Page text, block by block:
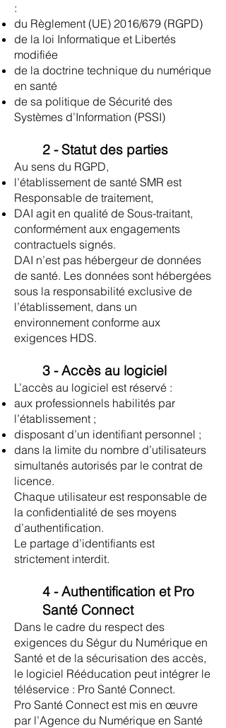
:
du Règlement (UE) 2016/679 (RGPD)
de la loi Informatique et Libertés
modifiée
de la doctrine technique du numérique
en santé
de sa politique de Sécurité des
Systèmes d’Information (PSSI)
2 - Statut des parties
Au sens du RGPD,
l’établissement de santé SMR est
Responsable de traitement,
DAI agit en qualité de Sous-traitant,
conformément aux engagements
contractuels signés.
DAI n’est pas hébergeur de données
de santé. Les données sont hébergées
sous la responsabilité exclusive de
l’établissement, dans un
environnement conforme aux
exigences HDS.
3 - Accès au logiciel
L’accès au logiciel est réservé :
aux professionnels habilités par
l’établissement ;
disposant d’un identifiant personnel ;
dans la limite du nombre d’utilisateurs
simultanés autorisés par le contrat de
licence.
Chaque utilisateur est responsable de
la confidentialité de ses moyens
d’authentification.
Le partage d’identifiants est
strictement interdit.
4 - Authentification et Pro
Santé Connect
Dans le cadre du respect des
exigences du Ségur du Numérique en
Santé et de la sécurisation des accès,
le logiciel Rééducation peut intégrer le
téléservice : Pro Santé Connect.
Pro Santé Connect est mis en œuvre
par l’Agence du Numérique en Santé